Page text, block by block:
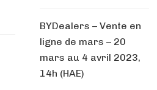
BYDealers – Vente en
ligne de mars – 20
mars au 4 avril 2023,
14h (HAE)